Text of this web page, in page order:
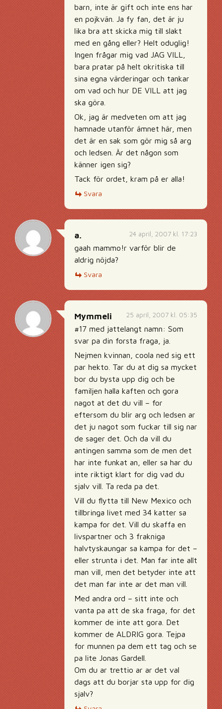
barn, inte är gift och inte ens har
en pojkvän. Ja fy fan, det är ju
lika bra att skicka mig till slakt
med en gång eller? Helt oduglig!
Ingen frågar mig vad JAG VILL,
bara pratar på helt okritiska till
sina egna värderingar och tankar
om vad och hur DE VILL att jag
ska göra.
Ok, jag är medveten om att jag
hamnade utanför ämnet här, men
det är en sak som gör mig så arg
och ledsen. Är det någon som
känner igen sig?
Tack för ordet, kram på er alla!
Svara
24 april, 2007 kl. 17:23
a.
gaah mammo!r varför blir de
aldrig nöjda?
Svara
25 april, 2007 kl. 05:35
Mymmeli
#17 med jattelangt namn: Som
svar pa din forsta fraga, ja.
Nejmen kvinnan, coola ned sig ett
par hekto. Tar du at dig sa mycket
bor du bysta upp dig och be
familjen halla kaften och gora
nagot at det du vill – for
eftersom du blir arg och ledsen ar
det ju nagot som fuckar till sig nar
de sager det. Och da vill du
antingen samma som de men det
har inte funkat an, eller sa har du
inte riktigt klart for dig vad du
sjalv vill. Ta reda pa det.
Vill du flytta till New Mexico och
tillbringa livet med 34 katter sa
kampa for det. Vill du skaffa en
livspartner och 3 frakniga
halvtyskaungar sa kampa for det –
eller strunta i det. Man far inte allt
man vill, men det betyder inte att
det man far inte ar det man vill.
Med andra ord – sitt inte och
vanta pa att de ska fraga, for det
kommer de inte att gora. Det
kommer de ALDRIG gora. Tejpa
for munnen pa dem ett tag och se
pa lite Jonas Gardell.
Om du ar trettio ar ar det val
dags att du borjar sta upp for dig
sjalv?